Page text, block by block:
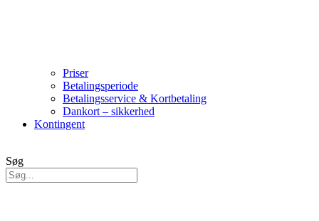
Priser
Betalingsperiode
Betalingsservice & Kortbetaling
Dankort – sikkerhed
Kontingent
Søg